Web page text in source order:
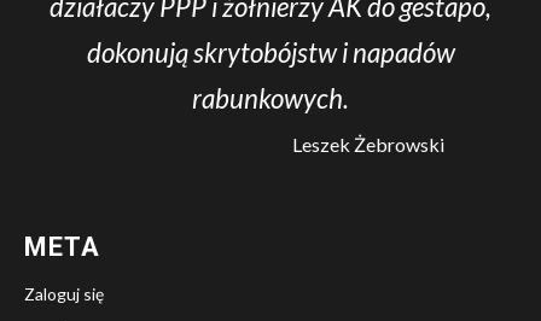
działaczy PPP i żołnierzy AK do gestapo,
dokonują skrytobójstw i napadów
rabunkowych.
Leszek Żebrowski
META
Zaloguj się